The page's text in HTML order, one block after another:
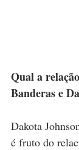
Qual a
Banderas e
Dakota
é fruto do